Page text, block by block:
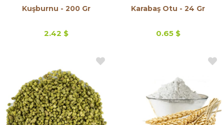
Kuşburnu - 200 Gr
2.42 $
Karabaş Otu - 24 Gr
0.65 $